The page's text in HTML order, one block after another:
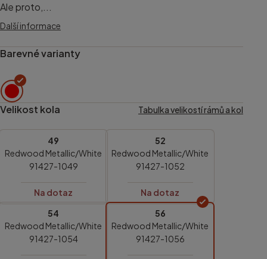
Ale proto,...
Další informace
Barevné varianty
Velikost kola Tabulka velikostí rámů a kol
49
Redwood Metallic/White
91427-1049
Na dotaz
52
Redwood Metallic/White
91427-1052
Na dotaz
54
Redwood Metallic/White
91427-1054
56
Redwood Metallic/White
91427-1056